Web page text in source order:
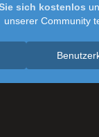
sich kostenlos
unserer Community